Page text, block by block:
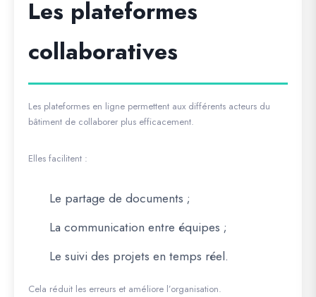
Les plateformes
collaboratives
Les plateformes en ligne permettent aux différents acteurs du
bâtiment de collaborer plus efficacement.
Elles facilitent :
Le partage de documents ;
La communication entre équipes ;
Le suivi des projets en temps réel.
Cela réduit les erreurs et améliore l’organisation.